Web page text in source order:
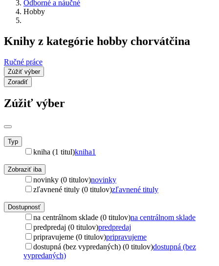
Odborné a náučné
Hobby
Knihy z kategórie hobby chorvátčina
Ručné práce
Zúžiť výber
Zoradiť
Zúžiť výber
Typ
kniha (1 titul)kniha1
Zobraziť iba
novinky (0 titulov)novinky
zľavnené tituly (0 titulov)zľavnené tituly
Dostupnosť
na centrálnom sklade (0 titulov)na centrálnom sklade
predpredaj (0 titulov)predpredaj
pripravujeme (0 titulov)pripravujeme
dostupná (bez vypredaných) (0 titulov)dostupná (bez
vypredaných)